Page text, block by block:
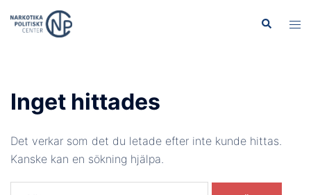
Sök
Slå
Inget hittades
Det verkar som det du letade efter inte kunde hittas.
Kanske kan en sökning hjälpa.